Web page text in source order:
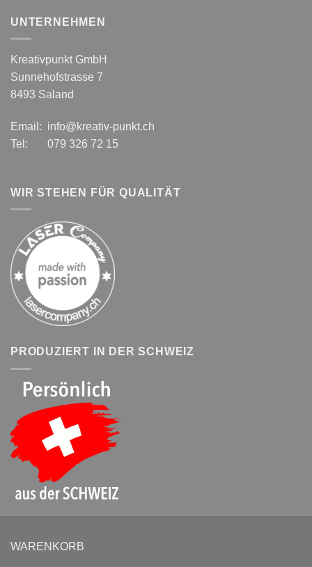
UNTERNEHMEN
Kreativpunkt GmbH
Sunnehofstrasse 7
8493 Saland
Email: info@kreativ-punkt.ch
Tel: 079 326 72 15
WIR STEHEN FÜR QUALITÄT
PRODUZIERT IN DER SCHWEIZ
WARENKORB